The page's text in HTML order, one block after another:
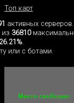
Топ карт
активных серверов.
из 36810
26.21%.
или с ботами.